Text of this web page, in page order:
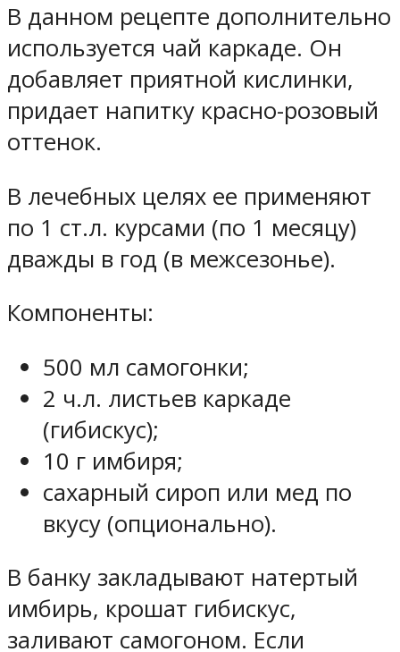
В данном рецепте дополнительно
используется чай каркаде. Он
добавляет приятной кислинки,
придает напитку красно-розовый
оттенок.
В лечебных целях ее применяют
по 1 ст.л. курсами (по 1 месяцу)
дважды в год (в межсезонье).
Компоненты:
500 мл самогонки;
2 ч.л. листьев каркаде
(гибискус);
10 г имбиря;
сахарный сироп или мед по
вкусу (опционально).
В банку закладывают натертый
имбирь, крошат гибискус,
заливают самогоном. Если